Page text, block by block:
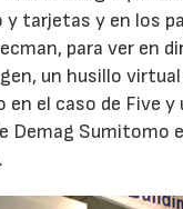
tarjetas y en los
para ver en
un husillo
el caso de Five y
Demag Sumitomo